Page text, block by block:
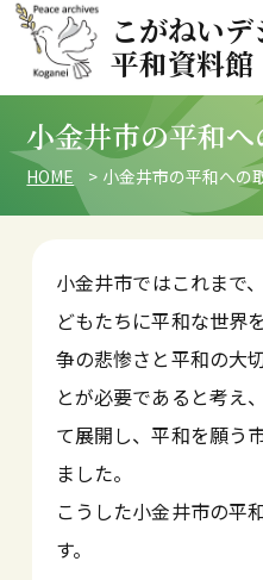
こがねい
平和資料館
小金井市の平和
HOME 小金井市の平和への
小金井市ではこれまで
どもたちに平和な世界
争の悲惨さと平和の大
とが必要であると考え
て展開し、平和を願う
ました。
こうした小金井市の平
す。